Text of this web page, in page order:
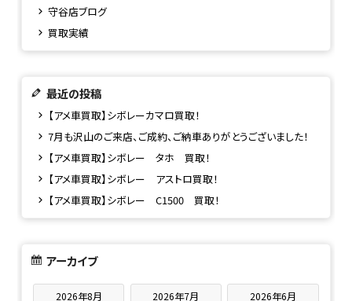
守谷店ブログ
買取実績
最近の投稿
【アメ車買取】シボレーカマロ買取！
7月も沢山のご来店、ご成約、ご納車ありがとうございました！
【アメ車買取】シボレー タホ 買取！
【アメ車買取】シボレー アストロ買取！
【アメ車買取】シボレー C1500 買取！
アーカイブ
2026年8月 2026年7月 2026年6月